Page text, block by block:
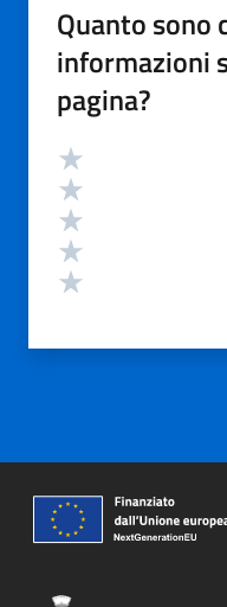
Quanto sono
informazioni
pagina?
Valutazione